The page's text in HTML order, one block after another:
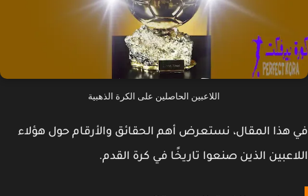
اللاعبين الحاصلين على الكرة الذهبية
هذا المقال، نستعرض أهم الحقائق والأرقام حول هؤلاء
الذين صنعوا تاريخًا في كرة القدم.